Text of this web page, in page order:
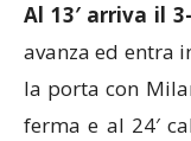
Al 13′ arriva il
avanza ed entra
la porta con
ferma e al 24′